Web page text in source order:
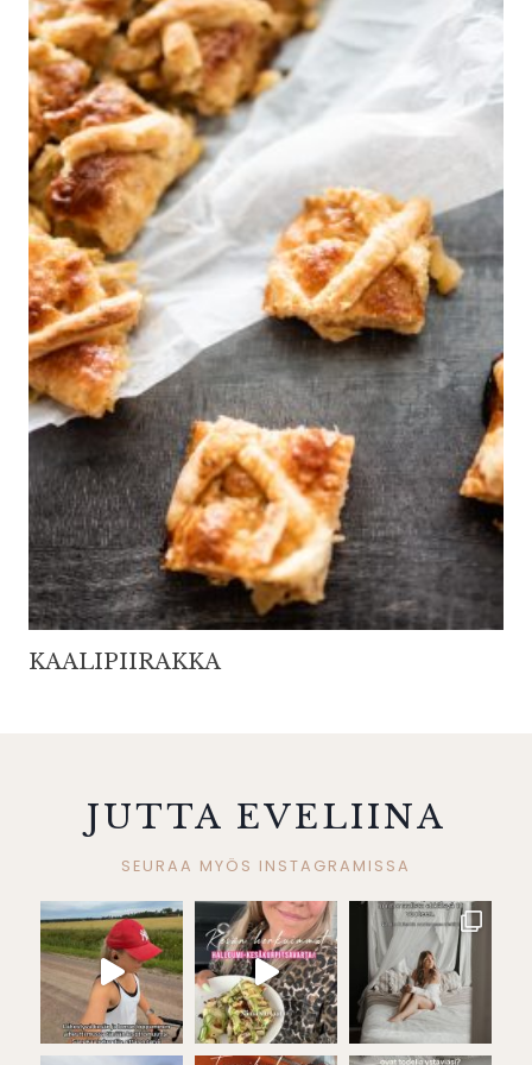
KAALIPIIRAKKA
JUTTA EVELIINA
SEURAA MYÖS INSTAGRAMISSA